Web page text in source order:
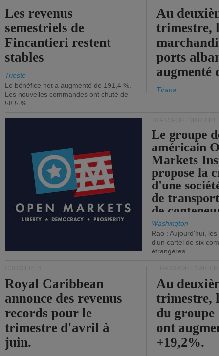
Les revenus
semestriels de
Fincantieri restent
stables
Trieste
Le bénéfice net a augmenté de 191,4 %.
Les nouvelles commandes ont chuté de
58,5 %.
Au
trimestre,
ports
augmenté
Tirana
Le groupe
américain
Markets
propose la
d'une
de
de
Washington
Rao : Aujourd'hui,
d'un cartel de six
étrangères.
Royal Caribbean
annonce des revenus
records pour le
trimestre d'avril à
juin.
Au
trimestre,
du
ont
+19,2%.